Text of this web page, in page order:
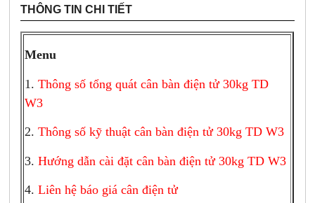
THÔNG TIN CHI TIẾT
Menu
1.Thông số tổng quát cân bàn điện tử 30kg TD
W3
2.Thông số kỹ thuật cân bàn điện tử 30kg TD W3
3.Hướng dẫn cài đặt cân bàn điện tử 30kg TD W3
4.Liên hệ báo giá cân điện tử